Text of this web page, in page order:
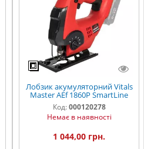
Лобзик акумуляторний Vitals
Master AEf 1860P SmartLine
Код: 000120278
Немає в наявності
1 044,00 грн.